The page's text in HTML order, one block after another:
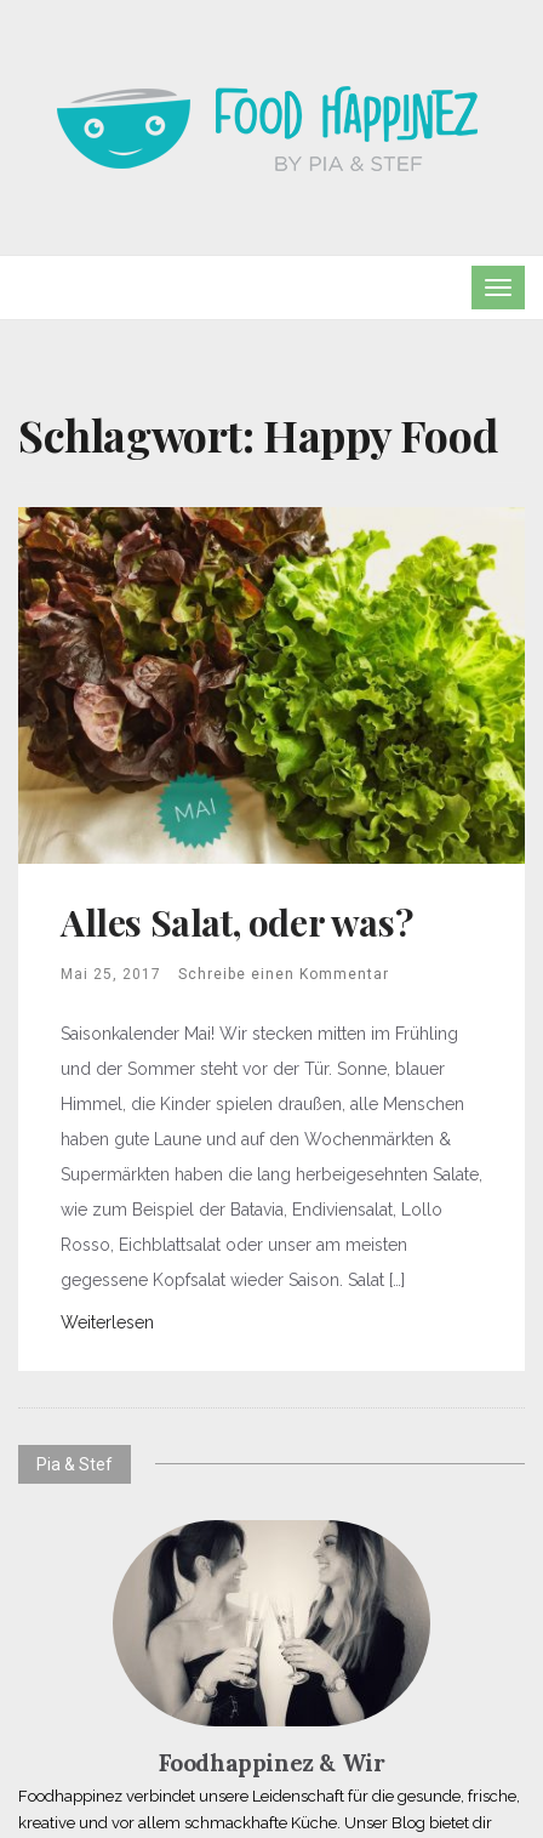
Schlagwort: Happy Food
Alles Salat, oder was?
Mai 25, 2017 Schreibe einen Kommentar
Saisonkalender Mai! Wir stecken mitten im Frühling
und der Sommer steht vor der Tür. Sonne, blauer
Himmel, die Kinder spielen draußen, alle Menschen
haben gute Laune und auf den Wochenmärkten &
Supermärkten haben die lang herbeigesehnten Salate,
wie zum Beispiel der Batavia, Endiviensalat, Lollo
Rosso, Eichblattsalat oder unser am meisten
gegessene Kopfsalat wieder Saison. Salat […]
Weiterlesen
Pia & Stef
Foodhappinez & Wir
Foodhappinez verbindet unsere Leidenschaft für die gesunde, frische,
kreative und vor allem schmackhafte Küche. Unser Blog bietet dir